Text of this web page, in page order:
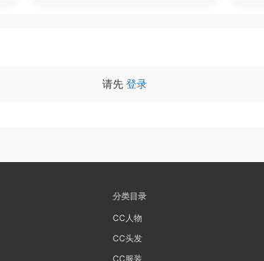
请先 登录
分类目录
CC人物
CC头发
CC服装